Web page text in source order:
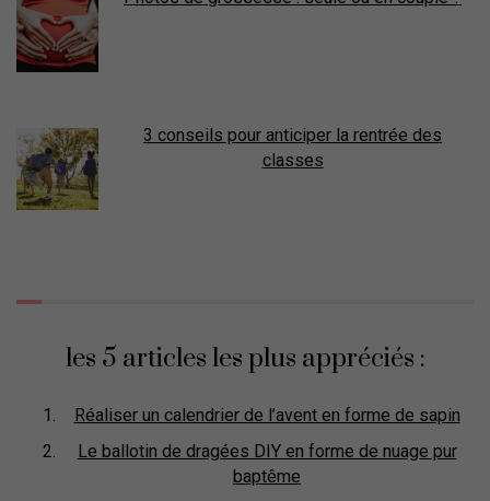
3 conseils pour anticiper la rentrée des
classes
les 5 articles les plus appréciés :
Réaliser un calendrier de l’avent en forme de sapin
Le ballotin de dragées DIY en forme de nuage pur
baptême